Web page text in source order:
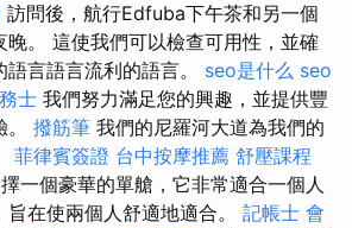
訪問後，航行Edfuba下午茶和另一個
晚。 這使我們可以檢查可用性，並確
言語言流利的語言。 seo是什么 seo
士 我們努力滿足您的興趣，並提供豐
撥筋筆 我們的尼羅河大道為我們的
菲律賓簽證 台中按摩推薦 舒壓課程
一個豪華的單艙，它非常適合一個人
在使兩個人舒適地適合。 記帳士 會